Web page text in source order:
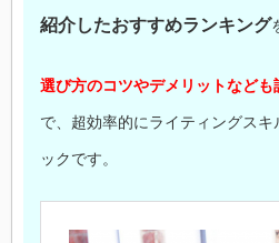
紹介したおすすめランキング
選び方のコツやデメリットなども
で、超効率的にライティングスキ
ックです。